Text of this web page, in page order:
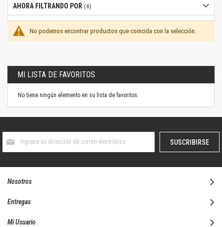
No podemos encontrar productos que coincida con la selección.
AHORA FILTRANDO POR
MI LISTA DE FAVORITOS
No tiene ningún elemento en su lista de favoritos.
boletín
SUSCRIBIRSE
Nosotros
Entregas
Mi Usuario